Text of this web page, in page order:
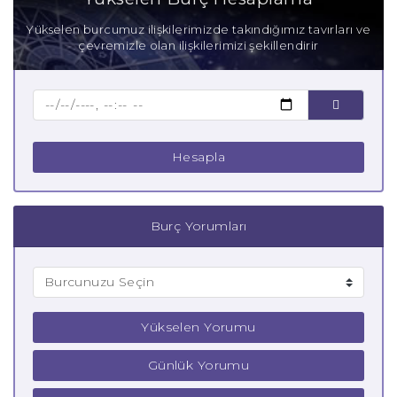
Anne Oğlak Burcu
Baba Oğlak Burcu
Yükselen burcumuz ilişkilerimizde takındığımız tavırları ve
çevremizle olan ilişkilerimizi şekillendirir
Hesapla
Burç Yorumları
Yükselen Yorumu
Günlük Yorumu